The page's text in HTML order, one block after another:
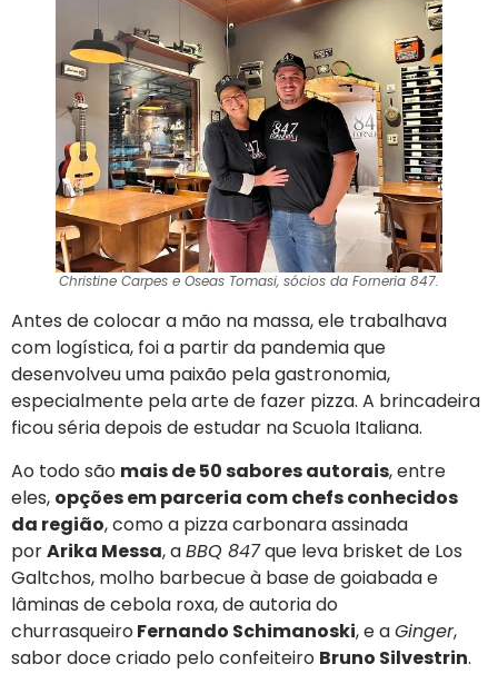
Christine Carpes e Oseas Tomasi, sócios da Forneria 847.
Antes de colocar a mão na massa, ele trabalhava
com logística, foi a partir da pandemia que
desenvolveu uma paixão pela gastronomia,
especialmente pela arte de fazer pizza. A brincadeira
ficou séria depois de estudar na Scuola Italiana.
Ao todo são mais de 50 sabores autorais, entre
eles, opções em parceria com chefs conhecidos
da região, como a pizza carbonara assinada
porArika Messa, aBBQ 847que leva brisket de Los
Galtchos, molho barbecue à base de goiabada e
lâminas de cebola roxa, de autoria do
churrasqueiroFernando Schimanoski, e aGinger,
sabor doce criado pelo confeiteiro Bruno Silvestrin.